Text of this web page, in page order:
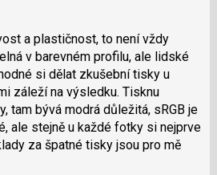
a plastičnost, to není vždy
v barevném profilu, ale lidské
si dělat zkušební tisky u
záleží na výsledku. Tisknu
tam bývá modrá důležitá, sRGB je
ale stejně u každé fotky si nejprve
za špatné tisky jsou pro mě